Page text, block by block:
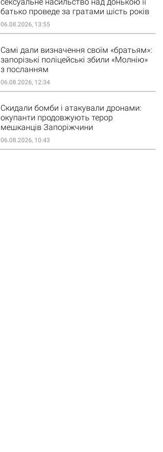
батько проведе за гратами шість років
06.08.2026, 13:55
Самі дали визначення своїм «братьям»:
запорізькі поліцейські збили «Молнію»
з посланням
06.08.2026, 12:34
Скидали бомби і атакували дронами:
окупанти продовжують терор
мешканців Запоріжчини
06.08.2026, 10:43